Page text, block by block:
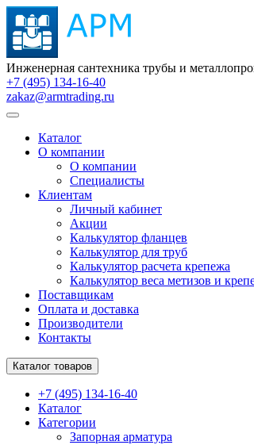
Инженерная сантехника трубы и
+7 (495) 134-16-40
zakaz@armtrading.ru
Каталог
О компании
О компании
Специалисты
Клиентам
Личный кабинет
Акции
Калькулятор фланцев
Калькулятор для труб
Калькулятор расчета крепежа
Калькулятор веса метизов и
Поставщикам
Оплата и доставка
Производители
Контакты
Каталог товаров
+7 (495) 134-16-40
Каталог
Категории
Запорная арматура